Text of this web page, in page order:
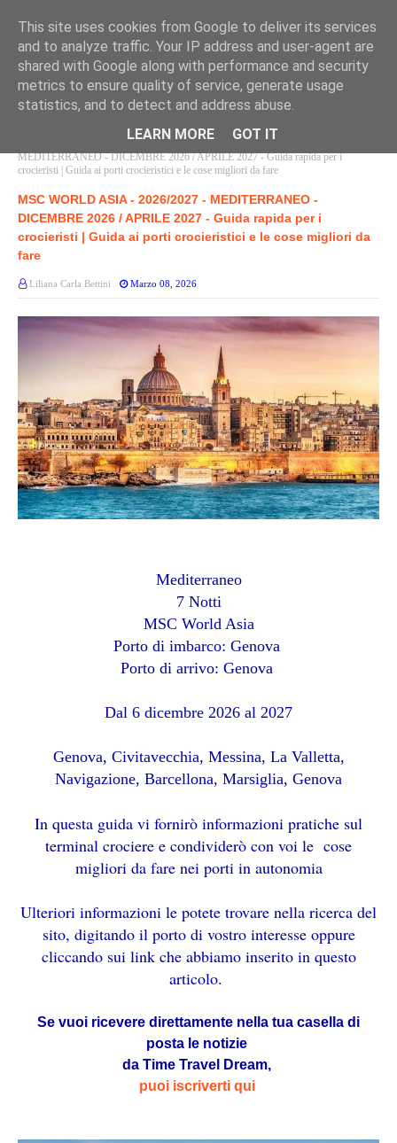
MEDITERRANEO - DICEMBRE 2026 / APRILE 2027 - Guida rapida per i
crocieristi | Guida ai porti crocieristici e le cose migliori da fare
MSC WORLD ASIA - 2026/2027 - MEDITERRANEO -
DICEMBRE 2026 / APRILE 2027 - Guida rapida per i
crocieristi | Guida ai porti crocieristici e le cose migliori da
fare
Liliana Carla Bettini Marzo 08, 2026
Mediterraneo
7 Notti
MSC World Asia
Porto di imbarco: Genova
Porto di arrivo: Genova
Dal 6 dicembre 2026 al 2027
Genova, Civitavecchia, Messina, La Valletta,
Navigazione, Barcellona, Marsiglia, Genova
In questa guida vi fornirò informazioni pratiche sul
terminal crociere e condividerò con voi le cose
migliori da fare nei porti in autonomia
Ulteriori informazioni le potete trovare nella ricerca del
sito, digitando il porto di vostro interesse oppure
cliccando sui link che abbiamo inserito in questo
articolo.
Se vuoi ricevere direttamente nella tua casella di
posta le notizie
da Time Travel Dream,
puoi iscriverti qui
This site uses cookies from Google to deliver its services
and to analyze traffic. Your IP address and user-agent are
shared with Google along with performance and security
metrics to ensure quality of service, generate usage
statistics, and to detect and address abuse.
LEARN MORE
GOT IT